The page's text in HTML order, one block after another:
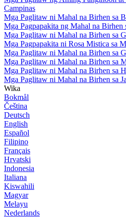
Campinas
Mga Paglitaw ni Mahal na Birhen sa
Mga Pagpapakita ng Mahal na Birhen
Mga Paglitaw ni Mahal na Birhen sa
Mga Pagpapakita ni Rosa Mistica sa
Mga Paglitaw ni Mahal na Birhen sa
Mga Paglitaw ni Mahal na Birhen sa
Mga Paglitaw ni Mahal na Birhen sa
Mga Paglitaw ni Mahal na Birhen sa
Wika
Bokmål
Čeština
Deutsch
English
Español
Filipino
Français
Hrvatski
Indonesia
Italiana
Kiswahili
Magyar
Melayu
Nederlands